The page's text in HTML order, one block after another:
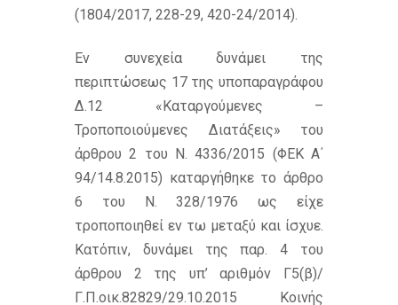
(1804/2017, 228-29, 420-24/2014).
Εν συνεχεία δυνάμει της
περιπτώσεως 17 της υποπαραγράφου
Δ.12 «Καταργούμενες –
Τροποποιούμενες Διατάξεις» του
άρθρου 2 του Ν. 4336/2015 (ΦΕΚ Α΄
94/14.8.2015) καταργήθηκε το άρθρο
6 του Ν. 328/1976 ως είχε
τροποποιηθεί εν τω μεταξύ και ίσχυε.
Κατόπιν, δυνάμει της παρ. 4 του
άρθρου 2 της υπ’ αριθμόν Γ5(β)/
Γ.Π.οικ.82829/29.10.2015 Κοινής